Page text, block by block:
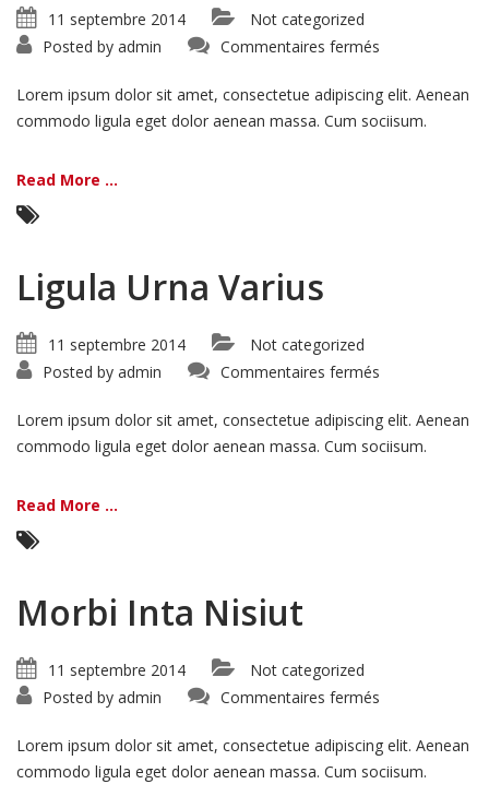
11 septembre 2014
Not categorized
Posted by admin Commentaires fermés
Tristique
Lorem ipsum dolor sit amet, consectetue adipiscing elit. Aenean
commodo ligula eget dolor aenean massa. Cum sociisum.
Read More ...
Ligula Urna Varius
11 septembre 2014
Not categorized
Posted by admin Commentaires fermés
Varius
Lorem ipsum dolor sit amet, consectetue adipiscing elit. Aenean
commodo ligula eget dolor aenean massa. Cum sociisum.
Read More ...
Morbi Inta Nisiut
11 septembre 2014
Not categorized
Posted by admin Commentaires fermés
Nisiut
Lorem ipsum dolor sit amet, consectetue adipiscing elit. Aenean
commodo ligula eget dolor aenean massa. Cum sociisum.